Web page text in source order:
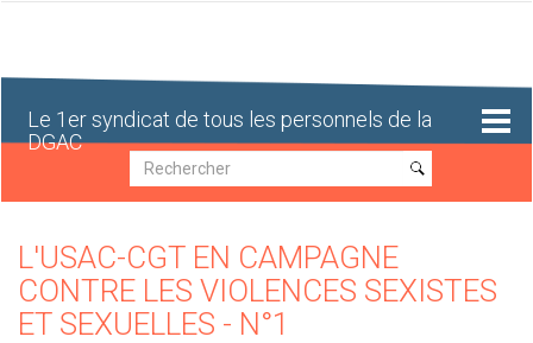
Le 1er syndicat de tous les personnels de la
DGAC
Recherche
Recherche
L'USAC-CGT EN CAMPAGNE
CONTRE LES VIOLENCES SEXISTES
ET SEXUELLES - N°1